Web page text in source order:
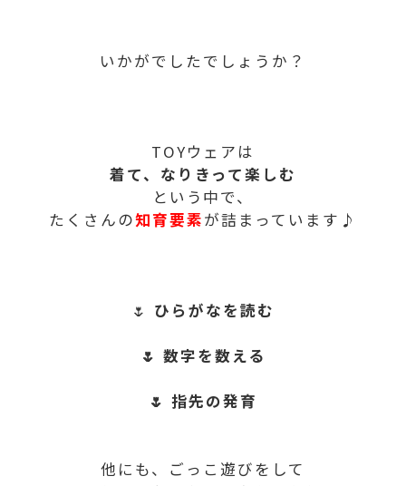
いかがでしたでしょうか？
TOYウェアは
着て、なりきって楽しむ
という中で、
たくさんの知育要素が詰まっています♪
🌷 ひらがなを読む
🌷 数字を数える
🌷 指先の発育
他にも、ごっこ遊びをして